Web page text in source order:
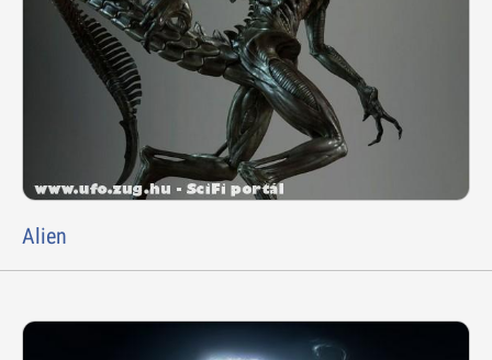
Alien